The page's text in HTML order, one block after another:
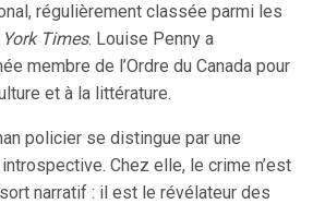
régulièrement classée parmi les
Times. Louise Penny a
membre de l’Ordre du Canada pour
et à la littérature.
policier se distingue par une
Chez elle, le crime n’est
narratif : il est le révélateur des